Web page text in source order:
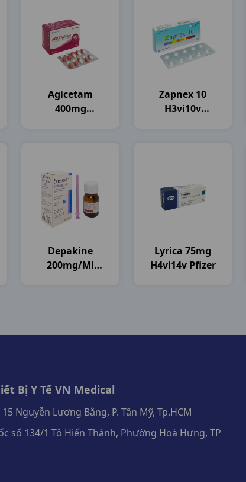
Agicetam
400mg
Zapnex 10
H3vi10v
Depakine
200mg/ml
Lyrica 75mg
H4vi14v Pfizer
Bị Y Tế VN Medical
Nguyễn Lương Bằng, P. Tân Mỹ, Tp.HCM
số 134/1 Tô Hiến Thành, Phường Hoà Hưng, TP